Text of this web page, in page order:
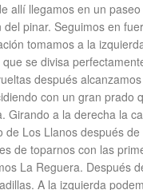
allí llegamos en un
pinar. Seguimos en
tomamos a la
se divisa
después
con un gran prado
Girando a la derecha la
de Los Llanos después
de toparnos con las
La Reguera. Después
A la izquierda